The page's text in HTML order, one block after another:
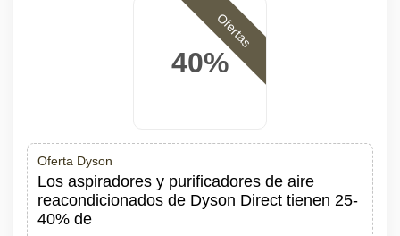
40%
Ofertas
Oferta Dyson
Los aspiradores y purificadores de aire
reacondicionados de Dyson Direct tienen 25-
40% de